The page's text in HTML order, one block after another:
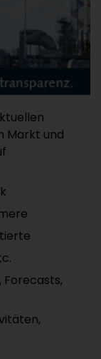
Markt und
Forecasts,